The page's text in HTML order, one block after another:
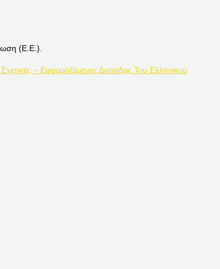
(Ε.Ε.).
– Εφαρμοζόμενες Διατάξεις Του Ελληνικού